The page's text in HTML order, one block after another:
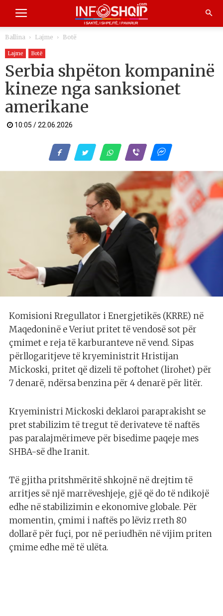
Ballina Lajme Botë
Lajme Botë
Serbia shpëton kompaninë
kineze nga sanksionet
amerikane
10:05 / 22.06.2026
Komisioni Rregullator i Energjetikës (KRRE) në
Maqedoninë e Veriut pritet të vendosë sot për
çmimet e reja të karburanteve në vend. Sipas
përllogaritjeve të kryeministrit Hristijan
Mickoski, pritet që dizeli të poftohet (lirohet) për
7 denarë, ndërsa benzina për 4 denarë për litër.
Kryeministri Mickoski deklaroi paraprakisht se
pret stabilizim të tregut të derivateve të naftës
pas paralajmërimeve për bisedime paqeje mes
SHBA-së dhe Iranit.
Të gjitha pritshmëritë shkojnë në drejtim të
arritjes së një marrëveshjeje, gjë që do të ndikojë
edhe në stabilizimin e ekonomive globale. Për
momentin, çmimi i naftës po lëviz rreth 80
dollarë për fuçi, por në periudhën në vijim priten
çmime edhe më të ulëta.